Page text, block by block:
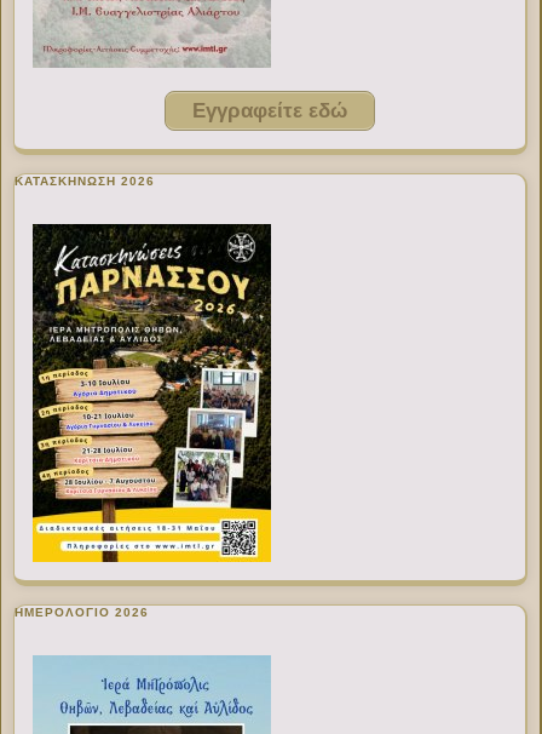
Εγγραφείτε εδώ
ΚΑΤΑΣΚΗΝΩΣΗ 2026
ΗΜΕΡΟΛΟΓΙΟ 2026